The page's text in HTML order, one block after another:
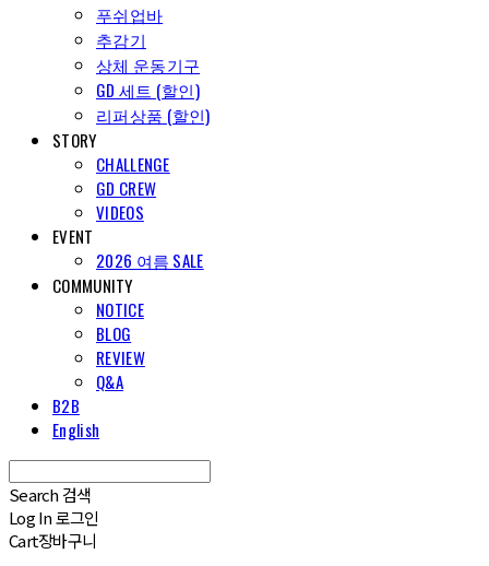
푸쉬업바
추감기
상체 운동기구
GD 세트 (할인)
리퍼상품 (할인)
STORY
CHALLENGE
GD CREW
VIDEOS
EVENT
2026 여름 SALE
COMMUNITY
NOTICE
BLOG
REVIEW
Q&A
B2B
English
Search 검색
Log In로그인
Cart장바구니